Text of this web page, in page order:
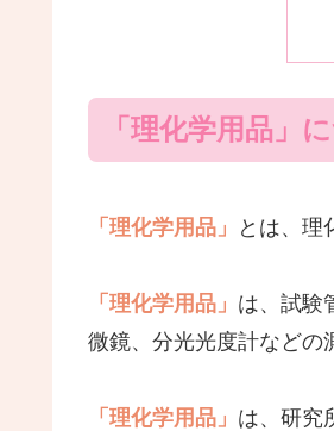
「理化学用品」
「理化学用品」 とは、理
「理化学用品」 は、試験
微鏡、分光光度計などの
「理化学用品」 は、研究